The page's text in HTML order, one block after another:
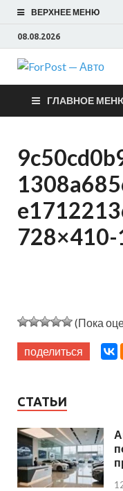
ВЕРХНЕЕ МЕНЮ
08.08.2026
ГЛАВНОЕ
728×410-
(Пока
поделиться
СТАТЬИ